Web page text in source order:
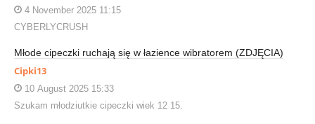
4 November 2025 11:15
CYBERLYCRUSH
Młode cipeczki ruchają się w łazience wibratorem (ZDJĘCIA)
Cipki13
10 August 2025 15:33
Szukam młodziutkie cipeczki wiek 12 15.